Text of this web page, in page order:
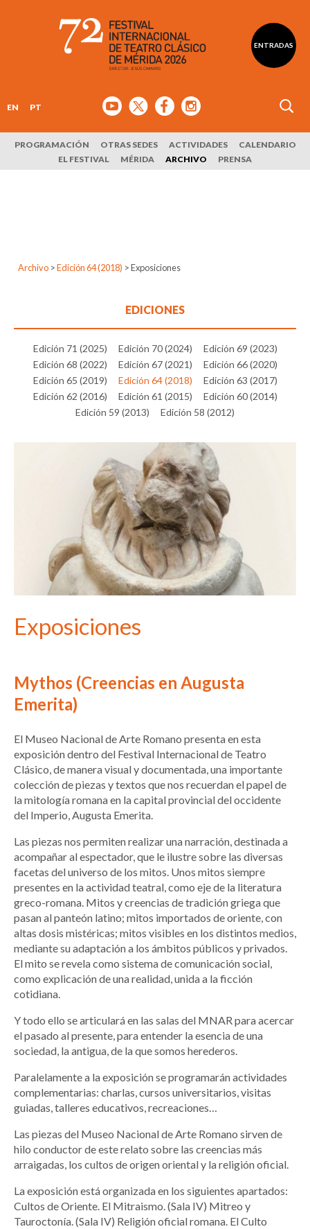
ENTRADAS
EN PT
PROGRAMACIÓN OTRAS SEDES ACTIVIDADES
CALENDARIO
EL FESTIVAL
MÉRIDA ARCHIVO PRENSA
Archivo > Edición 64 (2018) >Exposiciones
EDICIONES
Edición 71 (2025) Edición 70 (2024)
Edición 69 (2023)
Edición 68 (2022)
Edición 67 (2021)
Edición 66 (2020)
Edición 65 (2019)
Edición 64 (2018)
Edición 63 (2017)
Edición 62 (2016)
Edición 61 (2015)
Edición 60 (2014)
Edición 59 (2013)
Edición 58 (2012)
Exposiciones
Mythos (Creencias en Augusta
Emerita)
El Museo Nacional de Arte Romano presenta en esta
exposición dentro del Festival Internacional de Teatro
Clásico, de manera visual y documentada, una importante
colección de piezas y textos que nos recuerdan el papel de
la mitología romana en la capital provincial del occidente
del Imperio, Augusta Emerita.
Las piezas nos permiten realizar una narración, destinada a
acompañar al espectador, que le ilustre sobre las diversas
facetas del universo de los mitos. Unos mitos siempre
presentes en la actividad teatral, como eje de la literatura
greco-romana. Mitos y creencias de tradición griega que
pasan al panteón latino; mitos importados de oriente, con
altas dosis mistéricas; mitos visibles en los distintos medios,
mediante su adaptación a los ámbitos públicos y privados.
El mito se revela como sistema de comunicación social,
como explicación de una realidad, unida a la ficción
cotidiana.
Y todo ello se articulará en las salas del MNAR para acercar
el pasado al presente, para entender la esencia de una
sociedad, la antigua, de la que somos herederos.
Paralelamente a la exposición se programarán actividades
complementarias: charlas, cursos universitarios, visitas
guiadas, talleres educativos, recreaciones…
Las piezas del Museo Nacional de Arte Romano sirven de
hilo conductor de este relato sobre las creencias más
arraigadas, los cultos de origen oriental y la religión oficial.
La exposición está organizada en los siguientes apartados:
Cultos de Oriente. El Mitraismo. (Sala IV) Mitreo y
Tauroctonía. (Sala IV) Religión oficial romana. El Culto